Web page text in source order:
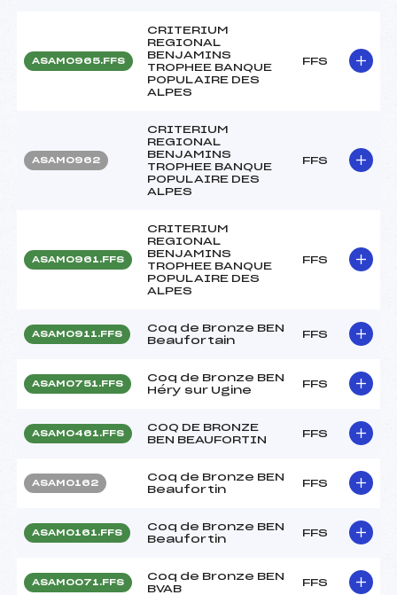
ASAM0965.FFS
CRITERIUM
REGIONAL
BENJAMINS
TROPHEE BANQUE
POPULAIRE DES
ALPES
FFS
ASAM0962
CRITERIUM
REGIONAL
BENJAMINS
TROPHEE BANQUE
POPULAIRE DES
ALPES
FFS
ASAM0961.FFS
CRITERIUM
REGIONAL
BENJAMINS
TROPHEE BANQUE
POPULAIRE DES
ALPES
FFS
ASAM0911.FFS
Coq de Bronze BEN
Beaufortain
FFS
ASAM0751.FFS
Coq de Bronze BEN
Héry sur Ugine
FFS
ASAM0461.FFS
COQ DE BRONZE
BEN BEAUFORTIN
FFS
ASAM0162
Coq de Bronze BEN
Beaufortin
FFS
ASAM0161.FFS
Coq de Bronze BEN
Beaufortin
FFS
ASAM0071.FFS
Coq de Bronze BEN
BVAB
FFS